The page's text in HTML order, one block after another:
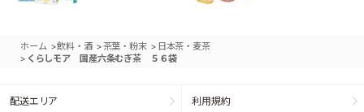
ホーム >飲料・酒 >茶葉・粉末 > 日本茶・麦茶
> くらしモア 国産六条むぎ茶 ５６袋
配送エリア 利用規約